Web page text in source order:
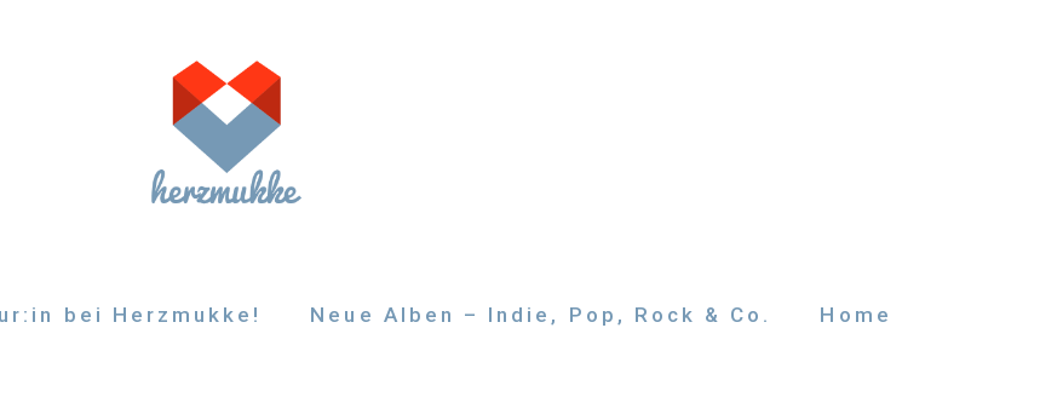
bei Herzmukke! Neue Alben – Indie, Pop, Rock & Co. Home